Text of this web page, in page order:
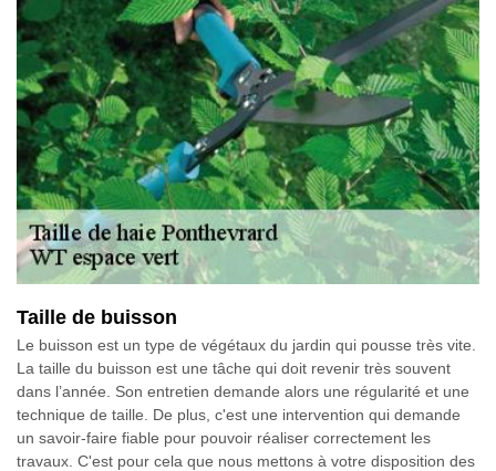
Taille de buisson
Le buisson est un type de végétaux du jardin qui pousse très vite.
La taille du buisson est une tâche qui doit revenir très souvent
dans l’année. Son entretien demande alors une régularité et une
technique de taille. De plus, c'est une intervention qui demande
un savoir-faire fiable pour pouvoir réaliser correctement les
travaux. C'est pour cela que nous mettons à votre disposition des